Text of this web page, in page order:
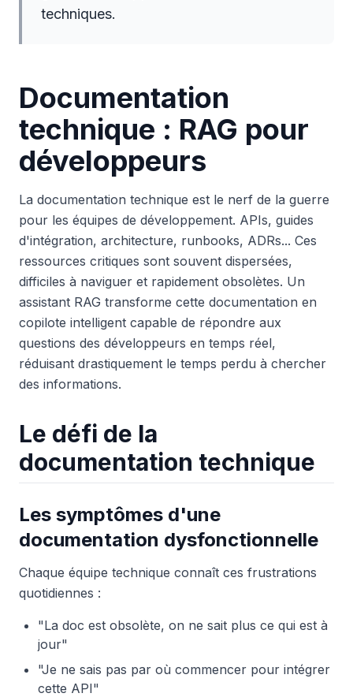
techniques.
Documentation
technique : RAG pour
développeurs
La documentation technique est le nerf de la guerre
pour les équipes de développement. APIs, guides
d'intégration, architecture, runbooks, ADRs... Ces
ressources critiques sont souvent dispersées,
difficiles à naviguer et rapidement obsolètes. Un
assistant RAG transforme cette documentation en
copilote intelligent capable de répondre aux
questions des développeurs en temps réel,
réduisant drastiquement le temps perdu à chercher
des informations.
Le défi de la
documentation technique
Les symptômes d'une
documentation dysfonctionnelle
Chaque équipe technique connaît ces frustrations
quotidiennes :
"La doc est obsolète, on ne sait plus ce qui est à
jour"
"Je ne sais pas par où commencer pour intégrer
cette API"